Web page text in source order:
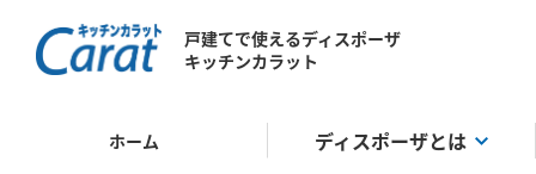
戸建てで使えるディスポーザ
キッチンカラット
ホーム ディスポーザとは